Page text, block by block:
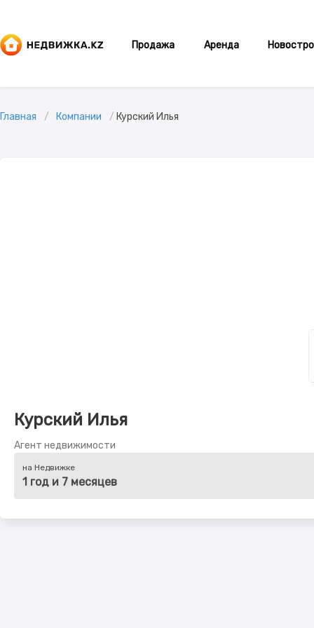
Продажа Аренда
Главная Компании Курский Илья
Курский Илья
Агент недвижимости
на Недвижке
1 год и 7 месяцев